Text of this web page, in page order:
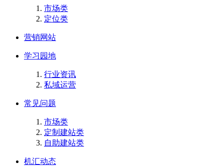
市场类
定位类
营销网站
学习园地
行业资讯
私域运营
常见问题
市场类
定制建站类
自助建站类
机汇动态